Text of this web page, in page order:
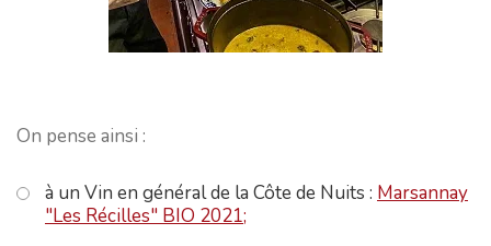
On pense ainsi :
à un Vin en général de la Côte de Nuits : Marsannay
"Les Récilles" BIO 2021;